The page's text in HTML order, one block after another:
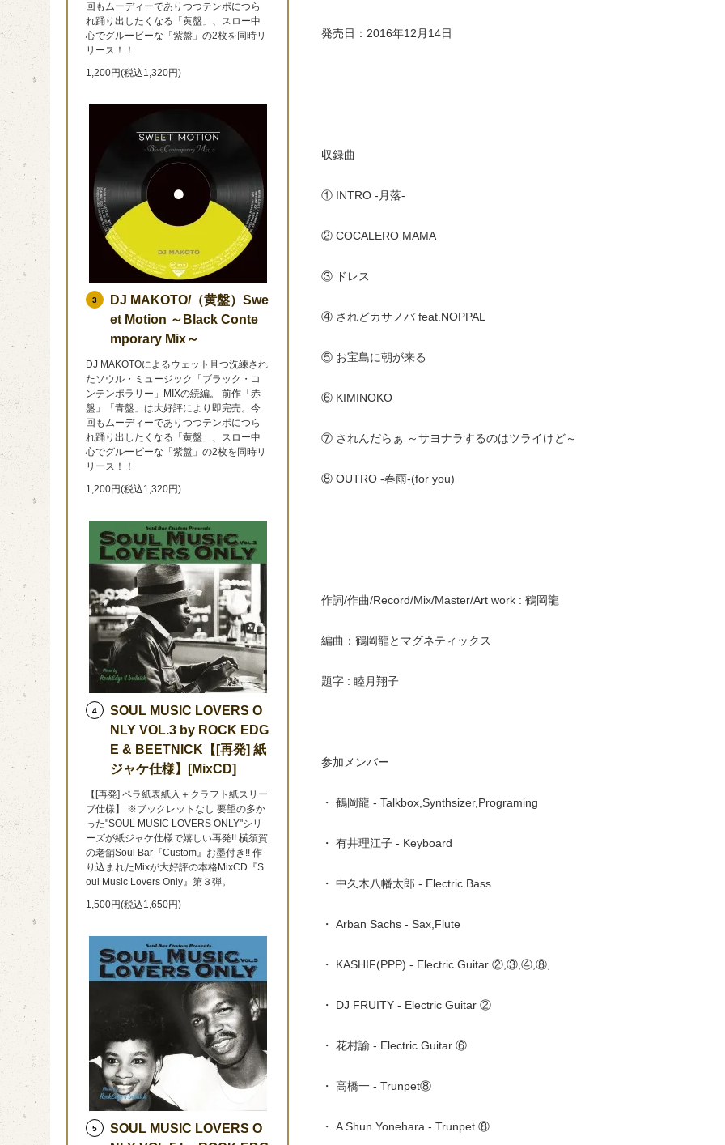
発売日：2016年12月14日
収録曲
① INTRO -月落-
② COCALERO MAMA
③ ドレス
④ されどカサノバ feat.NOPPAL
⑤ お宝島に朝が来る
⑥ KIMINOKO
⑦ されんだらぁ ～サヨナラするのはツライけど～
⑧ OUTRO -春雨-(for you)
作詞/作曲/Record/Mix/Master/Art work : 鶴岡龍
編曲：鶴岡龍とマグネティックス
題字 : 睦月翔子
参加メンバー
・ 鶴岡龍 - Talkbox,Synthsizer,Programing
・ 有井理江子 - Keyboard
・ 中久木八幡太郎 - Electric Bass
・ Arban Sachs - Sax,Flute
・ KASHIF(PPP) - Electric Guitar ②,③,④,⑧,
・ DJ FRUITY - Electric Guitar ②
・ 花村諭 - Electric Guitar ⑥
・ 高橋一 - Trunpet⑧
・ A Shun Yonehara - Trunpet ⑧
回もムーディーでありつつテンポにつら
れ踊り出したくなる「黄盤」、スロー中
心でグルービーな「紫盤」の2枚を同時リ
リース！！
1,200円(税込1,320円)
3
DJ MAKOTO/（黄盤）Swe
et Motion ～Black Conte
mporary Mix～
DJ MAKOTOによるウェット且つ洗練され
たソウル・ミュージック「ブラック・コ
ンテンポラリー」MIXの続編。 前作「赤
盤」「青盤」は大好評により即完売。今
回もムーディーでありつつテンポにつら
れ踊り出したくなる「黄盤」、スロー中
心でグルービーな「紫盤」の2枚を同時リ
リース！！
1,200円(税込1,320円)
4
SOUL MUSIC LOVERS O
NLY VOL.3 by ROCK EDG
E & BEETNICK【[再発] 紙
ジャケ仕様】[MixCD]
【[再発] ペラ紙表紙入＋クラフト紙スリー
ブ仕様】 ※ブックレットなし 要望の多か
った"SOUL MUSIC LOVERS ONLY"シリ
ーズが紙ジャケ仕様で嬉しい再発!! 横須賀
の老舗Soul Bar『Custom』お墨付き!! 作
り込まれたMixが大好評の本格MixCD『S
oul Music Lovers Only』第３弾。
1,500円(税込1,650円)
5
SOUL MUSIC LOVERS O